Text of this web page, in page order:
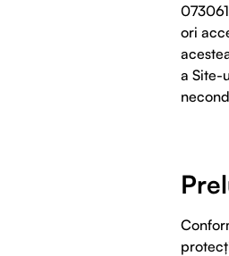
ori
a Site-